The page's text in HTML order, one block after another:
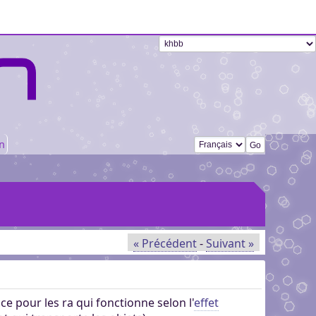
Changer de langue
« Précédent-Suivant »
pour les ra qui fonctionne selon l'effet